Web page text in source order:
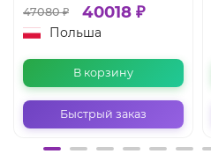
47080 ₽ 40018 ₽
Польша
В корзину
Быстрый заказ